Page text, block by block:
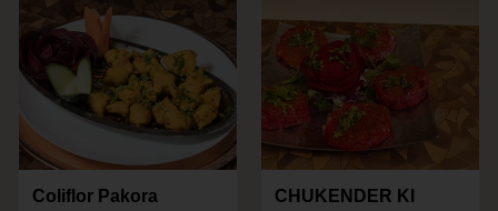
Coliflor Pakora
CHUKENDER KI